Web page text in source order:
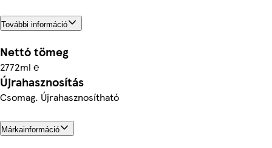
További információ
Nettó tömeg
2772ml ℮
Újrahasznosítás
Csomag. Újrahasznosítható
Márkainformáció